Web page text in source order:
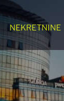
NEKRETNINE